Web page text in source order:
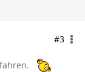
#3